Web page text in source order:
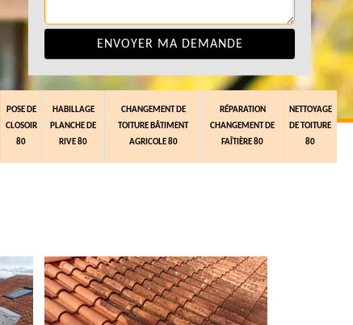
POSE DE
CLOSOIR
80
HABILLAGE
PLANCHE DE
RIVE 80
CHANGEMENT DE
TOITURE BÂTIMENT
AGRICOLE 80
RÉPARATION
CHANGEMENT DE
FAÎTIÈRE 80
NETTOYAGE
DE TOITURE
80